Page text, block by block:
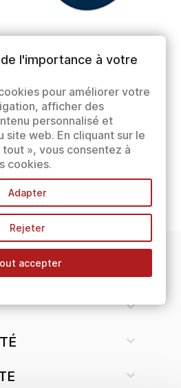



l'importance à votre
pour améliorer votre
afficher des
personnalisé et
site web. En cliquant sur le
», vous consentez à
cookies.
Adapter
Rejeter
accepter